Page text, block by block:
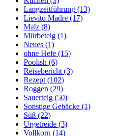
Langzeitführung (13)
Lievito Madre (17)
Malz (8)
Mürbeteig (1)
Neues (1)
ohne Hefe (15)
Poolish (6)
Reisebericht (3)
Rezept (102)
Roggen (29)
Sauerteig (50)
Sonstige Gebäcke (1)
Süß (22)
Urgetreide (3)
Vollkorn (14)